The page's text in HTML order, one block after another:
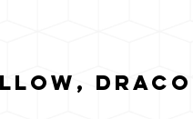
Draco